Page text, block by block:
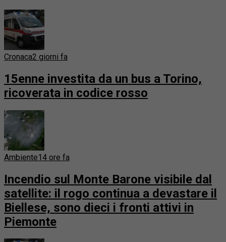
Cronaca2 giorni fa
15enne investita da un bus a Torino,
ricoverata in codice rosso
Ambiente14 ore fa
Incendio sul Monte Barone visibile dal
satellite: il rogo continua a devastare il
Biellese, sono dieci i fronti attivi in
Piemonte